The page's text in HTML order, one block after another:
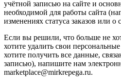
учётной записью на сайте и
необходимой для работы сайта
изменениях статуса заказов или о
Если вы решили, что больше не
хотите удалить свои
хотите получить все данные,
записью), напишите нам
marketplace@mirkrepega.ru.